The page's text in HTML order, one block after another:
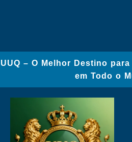
UUQ – O Melhor Destino
em Todo o